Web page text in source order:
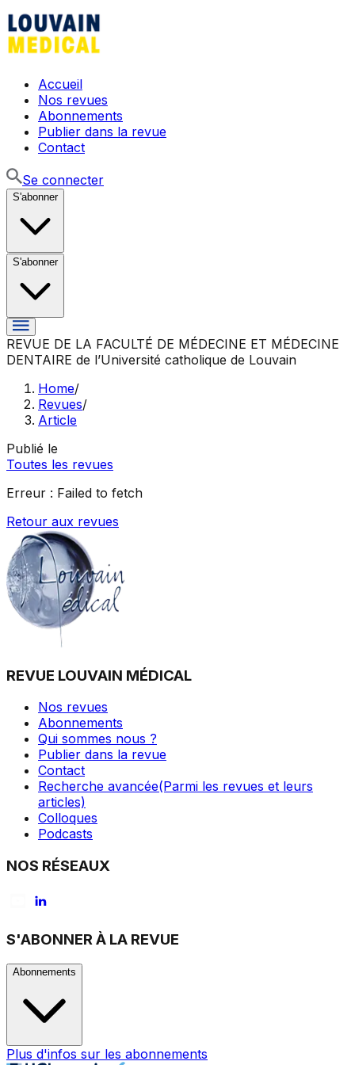
Accueil
Nos revues
Abonnements
Publier dans la revue
Contact
Se connecter
S'abonner
S'abonner
REVUE DE LA FACULTÉ DE MÉDECINE ET MÉDECINE
DENTAIRE de l’Université catholique de Louvain
Home/
Revues/
Article
Publié le
Toutes les revues
Erreur : Failed to fetch
Retour aux revues
REVUE LOUVAIN MÉDICAL
Nos revues
Abonnements
Qui sommes nous ?
Publier dans la revue
Contact
Recherche avancée(Parmi les revues et leurs
articles)
Colloques
Podcasts
NOS RÉSEAUX
S'ABONNER À LA REVUE
Abonnements
Plus d'infos sur les abonnements